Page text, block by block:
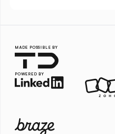
MADE POSSIBLE BY
POWERED BY